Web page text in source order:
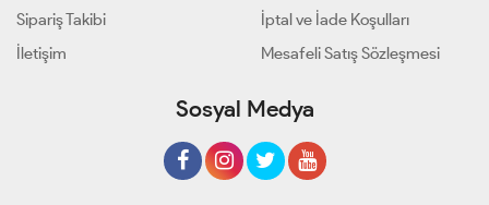
Sipariş Takibi
İletişim
İptal ve İade Koşulları
Mesafeli Satış Sözleşmesi
Sosyal Medya